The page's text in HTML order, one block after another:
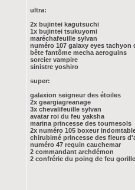
ultra:
2x bujintei kagutsuchi
1x bujintei tsukuyomi
maréchafeuille sylvan
numéro 107 galaxy eyes tachyon
bête fantôme mecha aeroguins
sorcier vampire
sinistre yoshiro
super:
galaxion seigneur des étoiles
2x geargiagreanage
3x chevalifeuille sylvan
avatar roi du feu yaksha
marina princesse des tournesols
2x numéro 105 boxeur
chirubimé princesse des fleurs
numéro 47 requin cauchemar
2 commandant archdémon
2 confrérie du poing de feu gorille